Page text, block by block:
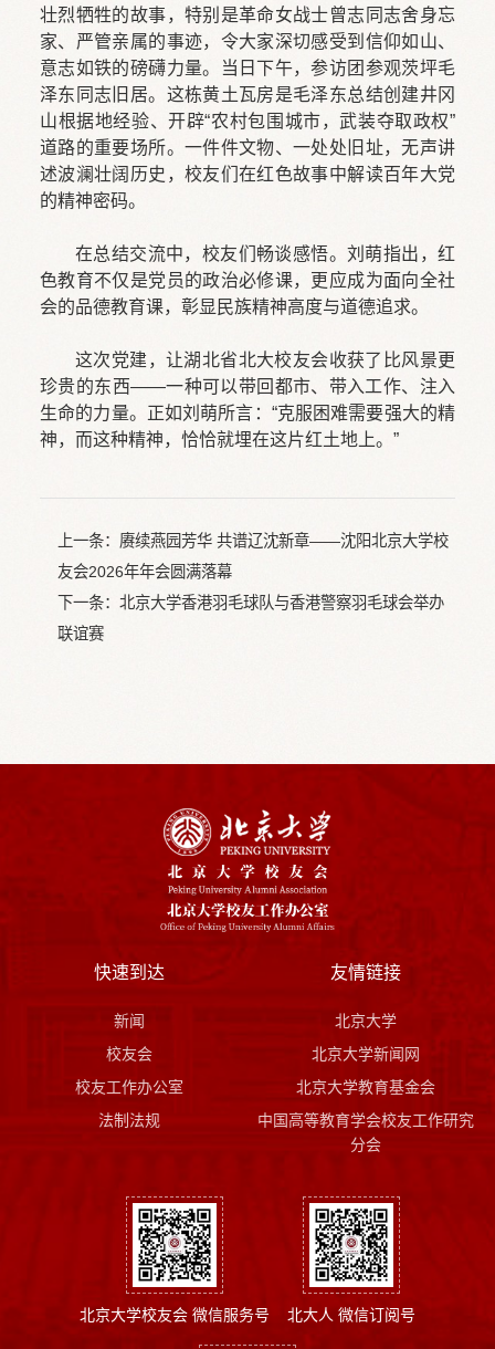
壮烈牺牲的故事，特别是革命女战士曾志同志舍身忘
家、严管亲属的事迹，令大家深切感受到信仰如山、
意志如铁的磅礴力量。当日下午，参访团参观茨坪毛
泽东同志旧居。这栋黄土瓦房是毛泽东总结创建井冈
山根据地经验、开辟“农村包围城市，武装夺取政权”
道路的重要场所。一件件文物、一处处旧址，无声讲
述波澜壮阔历史，校友们在红色故事中解读百年大党
的精神密码。
在总结交流中，校友们畅谈感悟。刘萌指出，红
色教育不仅是党员的政治必修课，更应成为面向全社
会的品德教育课，彰显民族精神高度与道德追求。
这次党建，让湖北省北大校友会收获了比风景更
珍贵的东西——一种可以带回都市、带入工作、注入
生命的力量。正如刘萌所言：“克服困难需要强大的精
神，而这种精神，恰恰就埋在这片红土地上。”
上一条： 赓续燕园芳华 共谱辽沈新章——沈阳北京大学校
友会2026年年会圆满落幕
下一条： 北京大学香港羽毛球队与香港警察羽毛球会举办
联谊赛
快速到达
新闻
校友会
校友工作办公室
法制法规
友情链接
北京大学
北京大学新闻网
北京大学教育基金会
中国高等教育学会校友工作研究
分会
北京大学校友会 微信服务号 北大人 微信订阅号